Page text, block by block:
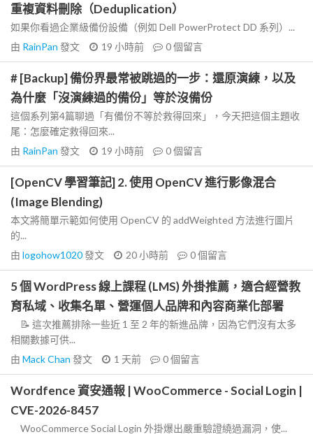
重複資料刪除（Deduplication）
如果你看過企業級備份設備（例如 Dell PowerProtect DD 系列）...
由 RainPan 發文 19 小時前 0個留言
# [Backup] 備份界最常被跳過的一步：還原演練，以及
為什麼「沒演練過的備份」等於沒備份
這個系列第4篇聊過「有備份不等於救得回來」，今天把這個主題收
尾：怎麼確定救得回來...
由 RainPan 發文 19 小時前 0個留言
[OpenCV 學習筆記] 2. 使用 OpenCV 進行影像混合
(Image Blending)
本文將簡單示範如何使用 OpenCV 的 addWeighted 方法進行圖片
的...
由 logohow1020發文 20 小時前 0個留言
5 個 WordPress 線上課程 (LMS) 外掛推薦，適合經營教
育私域、收集名單、營運個人品牌和內容商業化部署
📝 這次推薦排除一些近 1 至 2 年的新進品牌，因為它們沒有太多
相關數據可供...
由 Mack Chan 發文 1 天前 0個留言
Wordfence 資安通報 | WooCommerce - Social Login |
CVE-2026-8457
WooCommerce Social Login 外掛爆出嚴重驗證繞過漏洞，使...